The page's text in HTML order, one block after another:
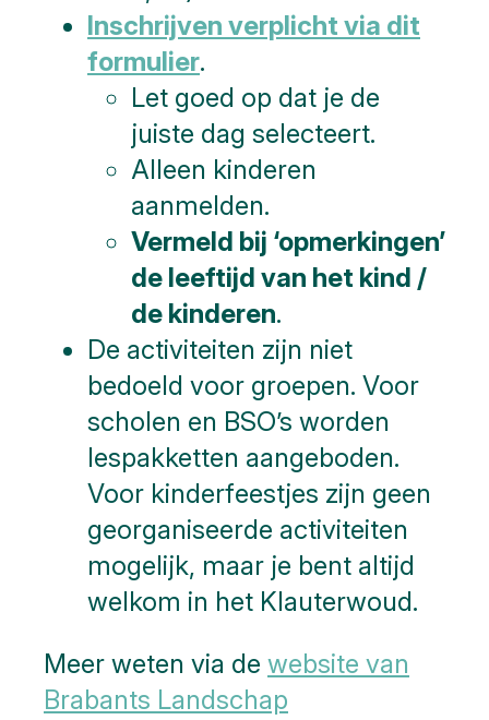
Inschrijven verplicht via dit
formulier.
Let goed op dat je de
juiste dag selecteert.
Alleen kinderen
aanmelden.
Vermeld bij ‘opmerkingen’
de leeftijd van het kind /
de kinderen.
De activiteiten zijn niet
bedoeld voor groepen. Voor
scholen en BSO’s worden
lespakketten aangeboden.
Voor kinderfeestjes zijn geen
georganiseerde activiteiten
mogelijk, maar je bent altijd
welkom in het Klauterwoud.
Meer weten via de website van
Brabants Landschap